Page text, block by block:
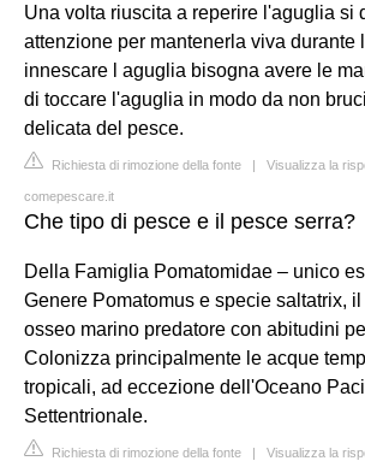
Una volta riuscita a reperire l'aguglia si
attenzione per mantenerla viva durante
innescare l aguglia bisogna avere le
di toccare l'aguglia in modo da non
delicata del pesce.
Richiesta di rimozione della fonte | Visualizza la
comepescare.it
Che tipo di pesce e il pesce serra?
Della Famiglia Pomatomidae – unico
Genere Pomatomus e specie saltatrix,
osseo marino predatore con abitudini
Colonizza principalmente le acque
tropicali, ad eccezione dell'Oceano
Settentrionale.
Richiesta di rimozione della fonte | Visualizza la